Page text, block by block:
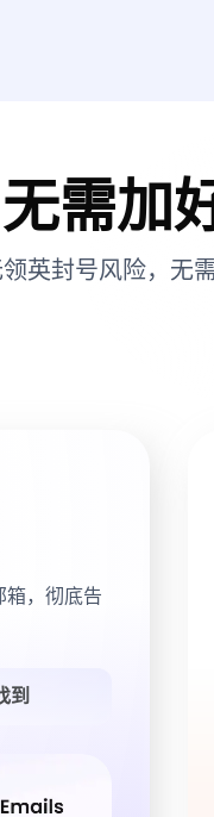
无需加
英封号风险，无
箱，彻底告
到